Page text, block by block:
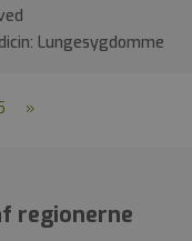
Lungesygdomme
»
regionerne